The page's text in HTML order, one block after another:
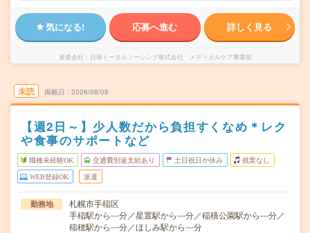
気になる! 応募へ進む 詳しく見る
派遣会社 日研トータルソーシング株式会社 メディカルケア事業部
未読 掲載日 2026/08/08
【週2日～】少人数だから負担すくなめ＊レク
や食事のサポートなど
職種未経験OK 交通費別途支給あり 土日祝日が休み 残業なし
WEB登録OK 派遣
勤務地
札幌市手稲区
手稲駅から---分／星置駅から---分／稲積公園駅から---分／
稲穂駅から---分／ほしみ駅から---分